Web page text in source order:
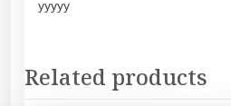
yyyyy
Related products